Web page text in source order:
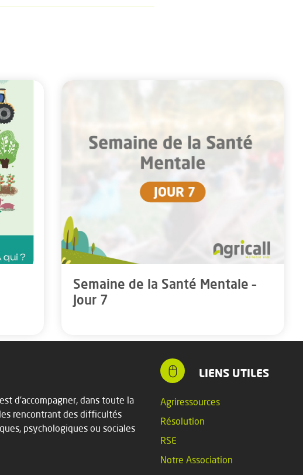
Semaine de la Santé Mentale –
Jour 7
d’accompagner, dans toute la
rencontrant des difficultés
psychologiques ou sociales
LIENS UTILES
Agriressources
Résolution
RSE
Notre Association